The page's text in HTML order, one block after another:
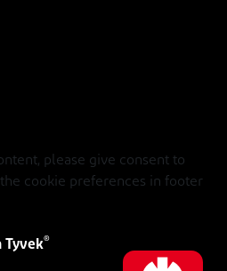
please give consent to
cookie preferences in footer
Tyvek®